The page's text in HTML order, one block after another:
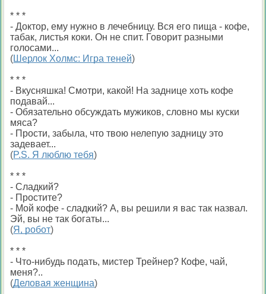
* * *
- Доктор, ему нужно в лечебницу. Вся его пища - кофе,
табак, листья коки. Он не спит. Говорит разными
голосами...
(Шерлок Холмс: Игра теней)
* * *
- Вкусняшка! Смотри, какой! На заднице хоть кофе
подавай...
- Обязательно обсуждать мужиков, словно мы куски
мяса?
- Прости, забыла, что твою нелепую задницу это
задевает...
(P.S. Я люблю тебя)
* * *
- Сладкий?
- Простите?
- Мой кофе - сладкий? А, вы решили я вас так назвал.
Эй, вы не так богаты...
(Я, робот)
* * *
- Что-нибудь подать, мистер Трейнер? Кофе, чай,
меня?..
(Деловая женщина)